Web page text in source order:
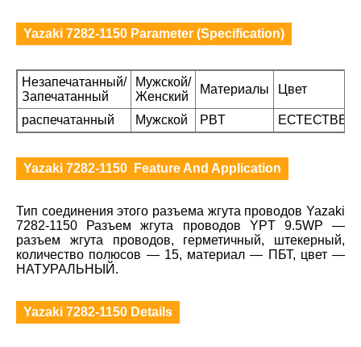
Yazaki 7282-1150 Parameter (Specification)
Незапечатанный/
Запечатанный
Мужской/
Женский
Материалы Цвет
распечатанный Мужской PBT
Yazaki 7282-1150 Feature And Application
Тип соединения этого разъема жгута проводов Yazaki
7282-1150 Разъем жгута проводов YPT 9.5WP —
разъем жгута проводов, герметичный, штекерный,
количество полюсов — 15, материал — ПБТ, цвет —
НАТУРАЛЬНЫЙ.
Yazaki 7282-1150 Details